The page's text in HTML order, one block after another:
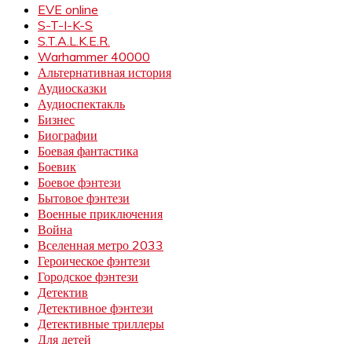
EVE online
S-T-I-K-S
S.T.A.L.K.E.R.
Warhammer 40000
Альтернативная история
Аудиосказки
Аудиоспектакль
Бизнес
Биографии
Боевая фантастика
Боевик
Боевое фэнтези
Бытовое фэнтези
Военные приключения
Война
Вселенная метро 2033
Героическое фэнтези
Городское фэнтези
Детектив
Детективное фэнтези
Детективные триллеры
Для детей